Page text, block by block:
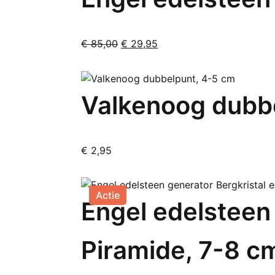
€85,00 Oorspronkelijke
€ 85,00.
€ 29,95
is:
€ 29,95.
Valkenoog
€ 2,95
Actie
Engel
Piramide, 7-8